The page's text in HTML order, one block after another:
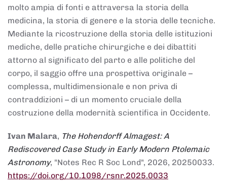
molto ampia di fonti e attraversa la storia della
medicina, la storia di genere e la storia delle tecniche.
Mediante la ricostruzione della storia delle istituzioni
mediche, delle pratiche chirurgiche e dei dibattiti
attorno al significato del parto e alle politiche del
corpo, il saggio offre una prospettiva originale –
complessa, multidimensionale e non priva di
contraddizioni – di un momento cruciale della
costruzione della modernità scientifica in Occidente.
Ivan Malara, The Hohendorff Almagest: A
Rediscovered Case Study in Early Modern Ptolemaic
Astronomy, "Notes Rec R Soc Lond", 2026, 20250033.
https://doi.org/10.1098/rsnr.2025.0033